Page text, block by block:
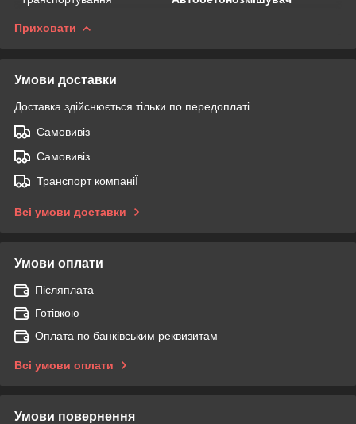
Приховати
Умови доставки
Доставка здійснюється тільки по передоплаті.
Самовивіз
Самовивіз
Транспорт компаніЇ
Всі умови доставки
Умови оплати
Післяплата
Готівкою
Оплата по банківським реквизитам
Всі умови оплати
Умови повернення